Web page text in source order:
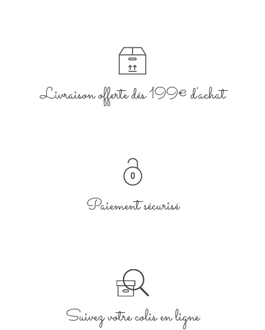
Livraison offerte dés 199€ d'achat
Paiement sécurisé
Suivez votre colis en ligne